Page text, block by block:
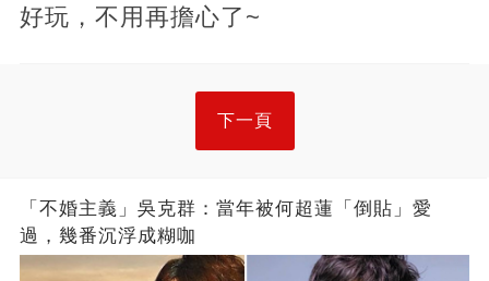
好玩，不用再擔心了~
下一頁
「不婚主義」吳克群：當年被何超蓮「倒貼」愛
過，幾番沉浮成糊咖